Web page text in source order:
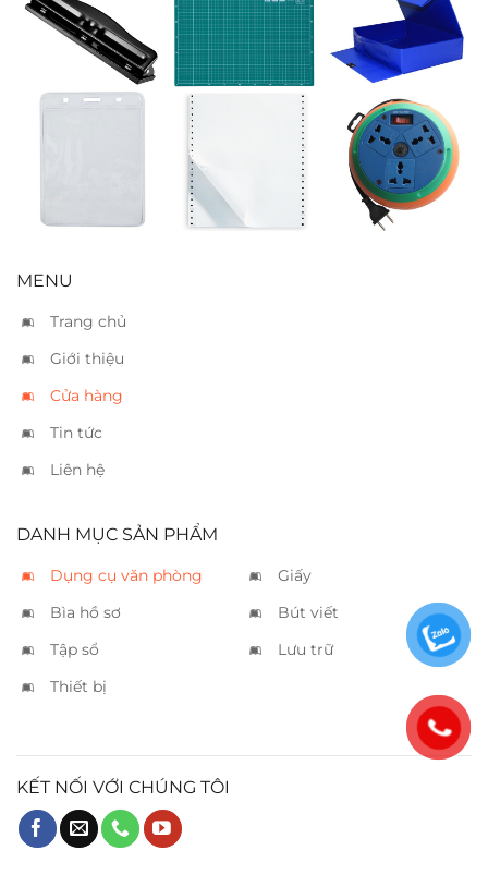
Bấm 3 lổ Kwtrio
999 – 10 tờ
Tấm lót cắt A3
Bìa hộp simili
7cm
210 A4 1 liên
Ổ cắm Lioa
DB52-10A
MENU
Trang chủ
Giới thiệu
Cửa hàng
Tin tức
Liên hệ
DANH MỤC SẢN PHẨM
Dụng cụ văn phòng
Giấy
Bìa hồ sơ
Bút viết
Tập sổ
Lưu trữ
Thiết bị
KẾT NỐI VỚI CHÚNG TÔI